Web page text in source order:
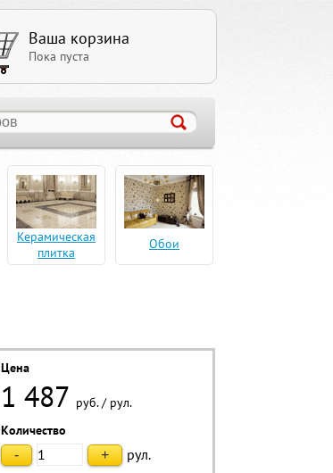
Ваша корзина
Пока пуста
Керамическая
плитка
Обои
Цена
1 487 руб./ рул.
Количество
- + рул.